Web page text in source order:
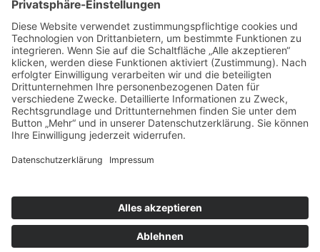
Linienbestimmung A26
Öffentlicher Verkehr(1)
Planfeststellungsverfahren A26-Ost (16)
U4(1)
Veddel-Tunnel (1)
Verkehrswende Hamburg(5)